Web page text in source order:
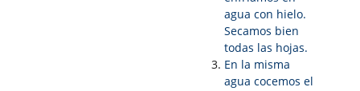
agua con hielo.
Secamos bien
todas las hojas.
En la misma
agua cocemos el